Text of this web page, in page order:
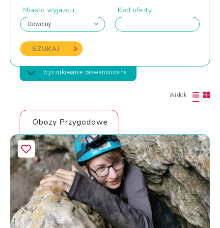
Miasto wyjazdu Kod oferty
SZUKAJ
wyszukiwanie zaawansowane
Widok
Obozy Przygodowe